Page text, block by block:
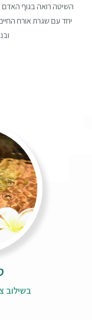
השיטה רואה בגוף האדם
יחד עם שגרת אורח
בשילוב